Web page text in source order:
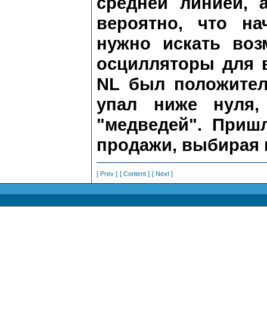
вероятно, что
нужно искать
осцилляторы для
NL был
упал ниже нуля,
"медведей".
продажи, выбирая
[ Prev ] [ Content ] [ Next ]